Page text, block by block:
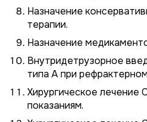
Назначение
терапии.
Назначение
Внутридетрузорное
типа А при
Хирургическое
показаниям.